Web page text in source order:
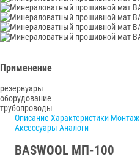
Применение
резервуары
оборудование
трубопроводы
Описание Характеристики Монтаж
Аксессуары Аналоги
BASWOOL МП-100